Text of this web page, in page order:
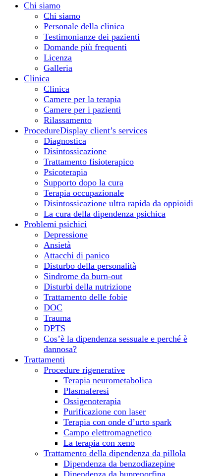
Chi siamo
Chi siamo
Personale della clinica
Testimonianze dei pazienti
Domande più frequenti
Licenza
Galleria
Clinica
Clinica
Camere per la terapia
Camere per i pazienti
Rilassamento
ProcedureDisplay client’s services
Diagnostica
Disintossicazione
Trattamento fisioterapico
Psicoterapia
Supporto dopo la cura
Terapia occupazionale
Disintossicazione ultra rapida da oppioidi
La cura della dipendenza psichica
Problemi psichici
Depressione
Ansietà
Attacchi di panico
Disturbo della personalità
Sindrome da burn-out
Disturbi della nutrizione
Trattamento delle fobie
DOC
Trauma
DPTS
Cos’è la dipendenza sessuale e perché è
dannosa?
Trattamenti
Procedure rigenerative
Terapia neurometabolica
Plasmaferesi
Ossigenoterapia
Purificazione con laser
Terapia con onde d’urto spark
Campo elettromagnetico
La terapia con xeno
Trattamento della dipendenza da pillola
Dipendenza da benzodiazepine
Dipendenza da buprenorfina